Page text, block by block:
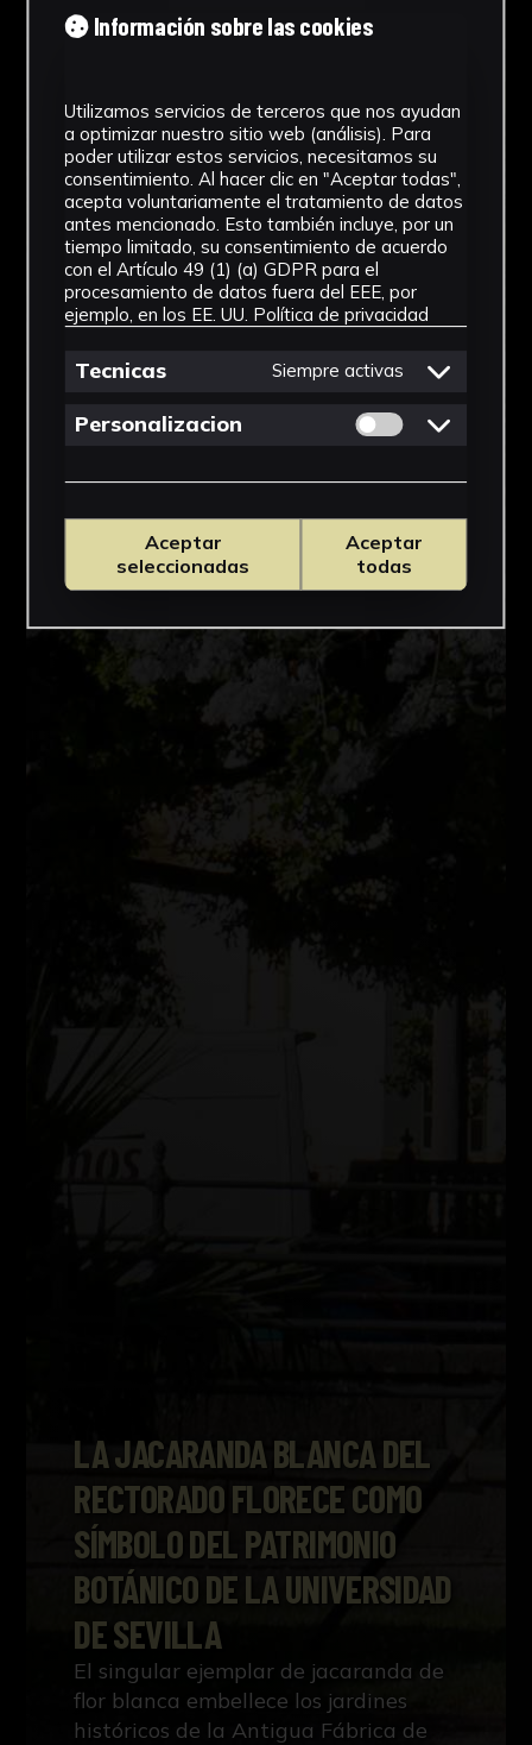
LA JACARANDA BLANCA DEL
RECTORADO FLORECE COMO
SÍMBOLO DEL PATRIMONIO
BOTÁNICO DE LA UNIVERSIDAD
DE SEVILLA
El singular ejemplar de jacaranda de
flor blanca embellece los jardines
históricos de la Antigua Fábrica de
Información sobre las cookies
Utilizamos servicios de terceros que nos ayudan
a optimizar nuestro sitio web (análisis). Para
poder utilizar estos servicios, necesitamos su
consentimiento. Al hacer clic en "Aceptar todas",
acepta voluntariamente el tratamiento de datos
antes mencionado. Esto también incluye, por un
tiempo limitado, su consentimiento de acuerdo
con el Artículo 49 (1) (a) GDPR para el
procesamiento de datos fuera del EEE, por
ejemplo, en los EE. UU. Política de privacidad
Tecnicas Siempre activas
Personalizacion Permitir cookies
Aceptar
seleccionadas
Aceptar
todas